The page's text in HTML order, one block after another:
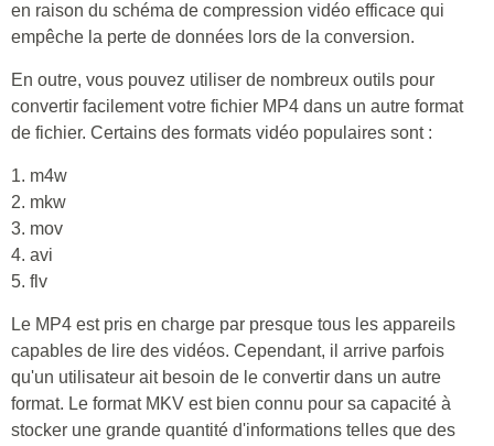
en raison du schéma de compression vidéo efficace qui
empêche la perte de données lors de la conversion.
En outre, vous pouvez utiliser de nombreux outils pour
convertir facilement votre fichier MP4 dans un autre format
de fichier. Certains des formats vidéo populaires sont :
1. m4w
2. mkw
3. mov
4. avi
5. flv
Le MP4 est pris en charge par presque tous les appareils
capables de lire des vidéos. Cependant, il arrive parfois
qu'un utilisateur ait besoin de le convertir dans un autre
format. Le format MKV est bien connu pour sa capacité à
stocker une grande quantité d'informations telles que des